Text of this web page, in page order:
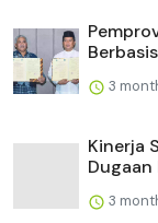
3
Kinerja
Dugaan
3